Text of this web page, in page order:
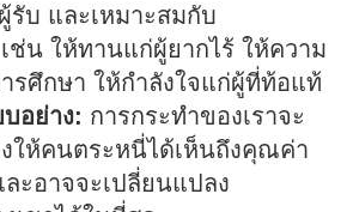
รับ และเหมาะสมกับ
ช่น ให้ทานแก่ผู้ยากไร้ ให้ความ
รศึกษา ให้กำลังใจแก่ผู้ที่ท้อแท้
อย่าง: การกระทำของเราจะ
ให้คนตระหนี่ได้เห็นถึงคุณค่า
ะอาจจะเปลี่ยนแปลง